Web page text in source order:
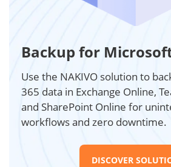
Backup for
Use the NAKIVO solution to
365 data in Exchange Online,
and SharePoint Online for
workflows and zero downtime.
DISCOVER